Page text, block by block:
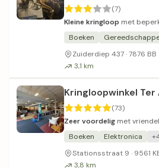
(7)
Kleine kringloop met
zaterdag).
Boeken
Zuiderdiep 437 · 7876 BB
3,1 km
Kringloopwinkel Ter
(73)
Zeer voordelig met
aanbod in compacte
Boeken Elektronica
Stationsstraat 9 · 9561
3,8 km